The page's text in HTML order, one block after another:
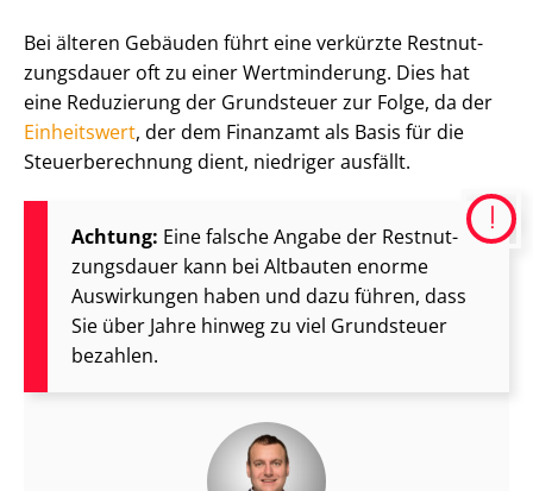
Bei älteren Gebäuden führt eine verkürzte Rest­nut­
zungs­dau­er oft zu einer Wertminderung. Dies hat
eine Reduzierung der Grundsteuer zur Folge, da der
Einheitswert, der dem Finanzamt als Basis für die
Steu­er­be­rech­nung dient, niedriger ausfällt.
Achtung: Eine falsche Angabe der Rest­nut­
zungs­dau­er kann bei Altbauten enorme
Auswirkungen haben und dazu führen, dass
Sie über Jahre hinweg zu viel Grundsteuer
bezahlen.